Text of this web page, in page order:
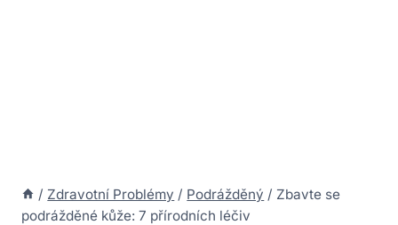
/ Zdravotní Problémy / Podrážděný / Zbavte se
podrážděné kůže: 7 přírodních léčiv